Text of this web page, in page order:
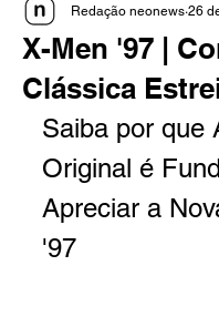
X-Men '97 |
Clássica
Redação neonews 26
Saiba por que
Original é
Apreciar a
'97